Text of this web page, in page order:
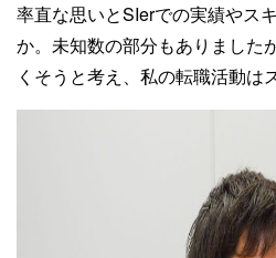
率直な思いとSIerでの実績やス
か。未知数の部分もありました
くそうと考え、私の転職活動は